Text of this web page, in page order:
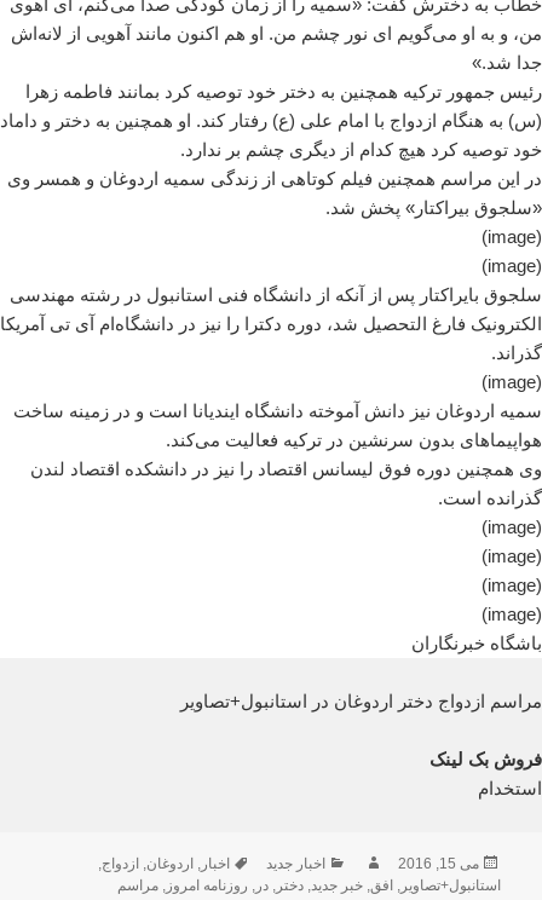
من، و به او می‌گویم‌ ای نور چشم من. او هم اکنون مانند آهویی از لانه‌اش
جدا شد.»
رئیس جمهور ترکیه همچنین به دختر خود توصیه کرد بمانند فاطمه زهرا
(س) به هنگام ازدواج با امام علی (ع) رفتار کند. او همچنین به دختر و داماد
خود توصیه کرد هیچ کدام از دیگری چشم بر ندارد.
در این مراسم همچنین فیلم کوتاهی از زندگی سمیه اردوغان و همسر وی
«سلجوق بیراکتار» پخش شد.
(image)
(image)
سلجوق بایراکتار پس از آنکه از دانشگاه فنی استانبول در رشته مهندسی
الکترونیک فارغ التحصیل شد، دوره دکترا را نیز در دانشگاه‌ام آی تی آمریکا
گذراند.
(image)
سمیه اردوغان نیز دانش آموخته دانشگاه ایندیانا است و در زمینه ساخت
هواپیماهای بدون سرنشین در ترکیه فعالیت می‌کند.
وی همچنین دوره فوق لیسانس اقتصاد را نیز در دانشکده اقتصاد لندن
گذرانده است.
(image)
(image)
(image)
(image)
باشگاه خبرنگاران
مراسم ازدواج دختر اردوغان در استانبول+تصاویر
فروش بک لینک
استخدام
ارسال
شده
می 15, 2016 نویسندهدسته‌ها
اخبار جدید برچسب‌ها
اخبار,اردوغان,ازدواج,
استانبول+تصاویر,افق,خبر جدید,دختر,در, روزنامه امروز,مراسم